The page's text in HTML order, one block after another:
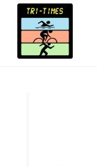
Skip
content